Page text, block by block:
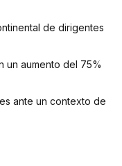
de dirigentes
un aumento del 75%
ante un contexto de